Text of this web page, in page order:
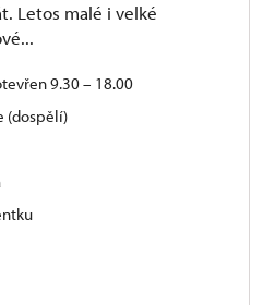
Letos malé i velké
9.30 – 18.00
(dospělí)